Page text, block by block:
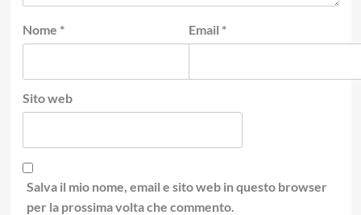
Nome * Email *
Sito web
Salva il mio nome, email e sito web in questo browser
per la prossima volta che commento.